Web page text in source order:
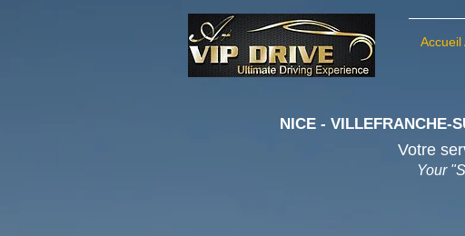
Accueil
NICE - VILLEFRANCHE-
Votre
Your